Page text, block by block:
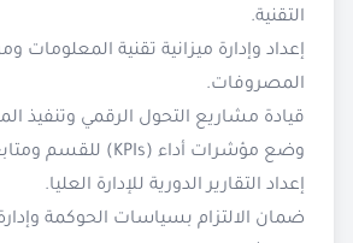
التقنية.
إعداد وإدارة ميزانية تقنية المعلومات
المصروفات.
قيادة مشاريع التحول الرقمي وتنفيذ
وضع مؤشرات أداء (KPIs) للقسم ومتابعة تحقيقها.
إعداد التقارير الدورية للإدارة العليا.
ضمان الالتزام بسياسات الحوكمة